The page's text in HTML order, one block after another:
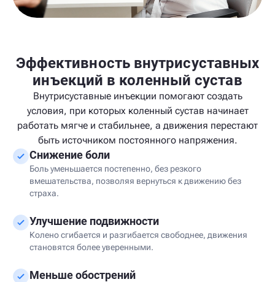
Эффективность внутрисуставных
инъекций в коленный сустав
Внутрисуставные инъекции помогают создать
условия, при которых коленный сустав начинает
работать мягче и стабильнее, а движения перестают
быть источником постоянного напряжения.
Снижение боли
Боль уменьшается постепенно, без резкого
вмешательства, позволяя вернуться к движению без
страха.
Улучшение подвижности
Колено сгибается и разгибается свободнее, движения
становятся более уверенными.
Меньше обострений